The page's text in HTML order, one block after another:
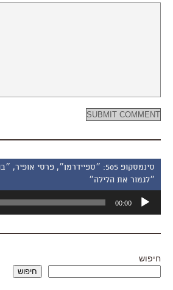
סינמסקופ 505: ״ספיידרמן״, פרסי
״לגמור את הלילה״
אודיו
00:00
חיפוש
חיפוש